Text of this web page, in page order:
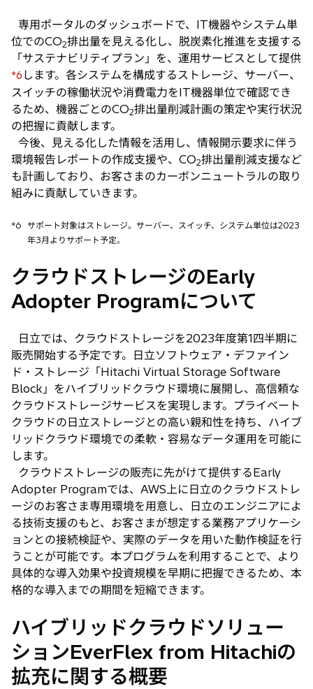
専用ポータルのダッシュボードで、IT機器やシステム単
位でのCO2排出量を見える化し、脱炭素化推進を支援する
「サステナビリティプラン」を、運用サービスとして提供
*6 します。各システムを構成するストレージ、サーバー、
スイッチの稼働状況や消費電力をIT機器単位で確認でき
るため、機器ごとのCO2排出量削減計画の策定や実行状況
の把握に貢献します。
今後、見える化した情報を活用し、情報開示要求に伴う
環境報告レポートの作成支援や、CO2排出量削減支援など
も計画しており、お客さまのカーボンニュートラルの取り
組みに貢献していきます。
*6 サポート対象はストレージ。サーバー、スイッチ、システム単位は2023
年3月よりサポート予定。
クラウドストレージのEarly
Adopter Programについて
日立では、クラウドストレージを2023年度第1四半期に
販売開始する予定です。日立ソフトウェア・デファイン
ド・ストレージ「Hitachi Virtual Storage Software
Block」をハイブリッドクラウド環境に展開し、高信頼な
クラウドストレージサービスを実現します。プライベート
クラウドの日立ストレージとの高い親和性を持ち、ハイブ
リッドクラウド環境での柔軟・容易なデータ運用を可能に
します。
クラウドストレージの販売に先がけて提供するEarly
Adopter Programでは、AWS上に日立のクラウドストレ
ージのお客さま専用環境を用意し、日立のエンジニアによ
る技術支援のもと、お客さまが想定する業務アプリケーシ
ョンとの接続検証や、実際のデータを用いた動作検証を行
うことが可能です。本プログラムを利用することで、より
具体的な導入効果や投資規模を早期に把握できるため、本
格的な導入までの期間を短縮できます。
ハイブリッドクラウドソリュー
ションEverFlex from Hitachiの
拡充に関する概要